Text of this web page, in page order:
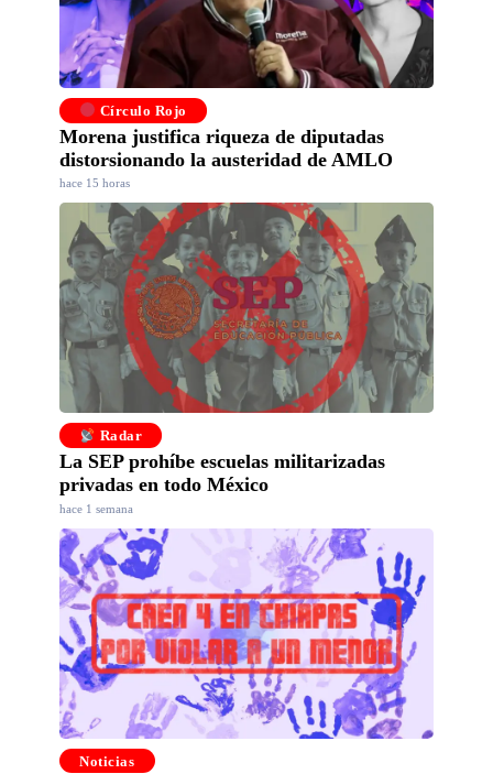
Círculo Rojo
Morena justifica riqueza de diputadas
distorsionando la austeridad de AMLO
hace 15 horas
Radar
La SEP prohíbe escuelas militarizadas
privadas en todo México
hace 1 semana
Noticias